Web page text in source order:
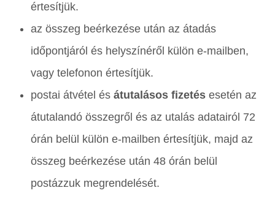
értesítjük.
az összeg beérkezése után az átadás
időpontjáról és helyszínéről külön e-mailben,
vagy telefonon értesítjük.
postai átvétel és átutalásos fizetés esetén az
átutalandó összegről és az utalás adatairól 72
órán belül külön e-mailben értesítjük, majd az
összeg beérkezése után 48 órán belül
postázzuk megrendelését.